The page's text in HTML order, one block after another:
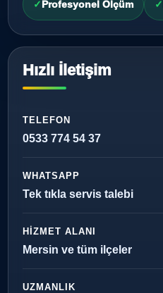
Profesyonel Ölçüm
Hızlı İletişim
TELEFON
0533 774 54 37
WHATSAPP
Tek tıkla servis talebi
HIZMET ALANI
Mersin ve tüm ilçeler
UZMANLIK